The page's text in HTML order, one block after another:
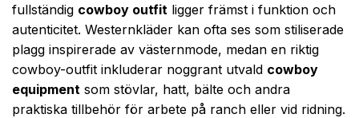
fullständig cowboy outfit ligger främst i funktion och
autenticitet. Westernkläder kan ofta ses som stiliserade
plagg inspirerade av västernmode, medan en riktig
cowboy-outfit inkluderar noggrant utvald cowboy
equipment som stövlar, hatt, bälte och andra
praktiska tillbehör för arbete på ranch eller vid ridning.